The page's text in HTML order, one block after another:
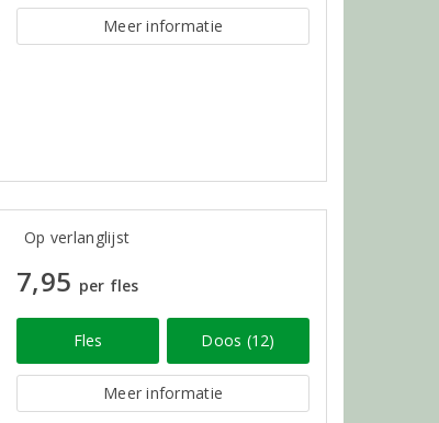
Meer informatie
Op verlanglijst
7,95 per fles
Fles Doos (12)
Meer informatie